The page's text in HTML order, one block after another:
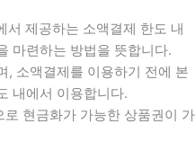
제공하는 소액결제 한도 내
마련하는 방법을 뜻합니다.
, 소액결제를 이용하기 전에 본
내에서 이용합니다.
현금화가 가능한 상품권이 가